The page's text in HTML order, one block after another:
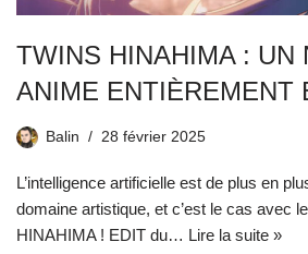
TWINS HINAHIMA : UN
ANIME ENTIÈREMENT
Balin 28 février 2025
L’intelligence artificielle est de plus en
domaine artistique, et c’est le cas avec
HINAHIMA ! EDIT du… Lire la suite »